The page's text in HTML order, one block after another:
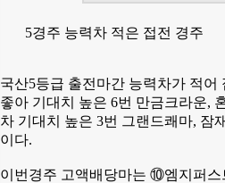
5경주 능력차 적은 접전 경주
국산5등급 출전마간 능력차가 적
좋아 기대치 높은 6번 만금크라운,
차 기대치 높은 3번 그랜드쾌마, 잠
이다.
이번경주 고액배당마는 ⑩엠지퍼스